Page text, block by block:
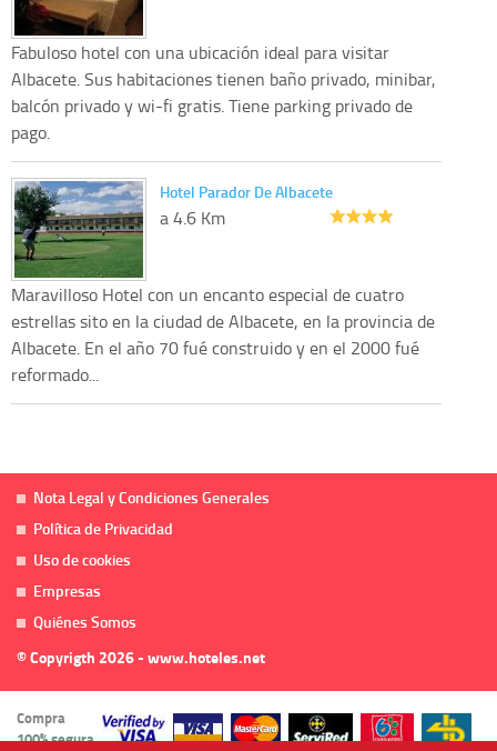
Fabuloso hotel con una ubicación ideal para visitar
Albacete. Sus habitaciones tienen baño privado, minibar,
balcón privado y wi-fi gratis. Tiene parking privado de
pago.
Hotel Parador De Albacete
a 4.6 Km
Maravilloso Hotel con un encanto especial de cuatro
estrellas sito en la ciudad de Albacete, en la provincia de
Albacete. En el año 70 fué construido y en el 2000 fué
reformado...
Nota Legal y Condiciones Generales
Política de Privacidad
Uso de cookies
Empresas
Quiénes Somos
© Copyrigth 2026 - www.hoteles.net
Compra
100% segura